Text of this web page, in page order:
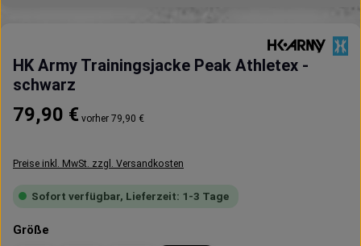
HK Army Trainingsjacke Peak Athletex -
schwarz
Regulärer Preis:
79,90 € vorher 79,90 €
Preise inkl. MwSt. zzgl. Versandkosten
Sofort verfügbar, Lieferzeit: 1-3 Tage
Größe